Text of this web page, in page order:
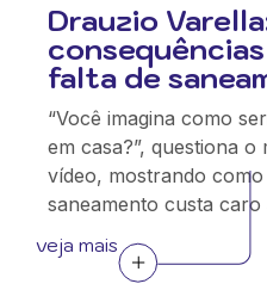
Drauzio
falta de
“Você imagina como
em casa?”, questiona o
vídeo, mostrando
saneamento custa caro
veja mais